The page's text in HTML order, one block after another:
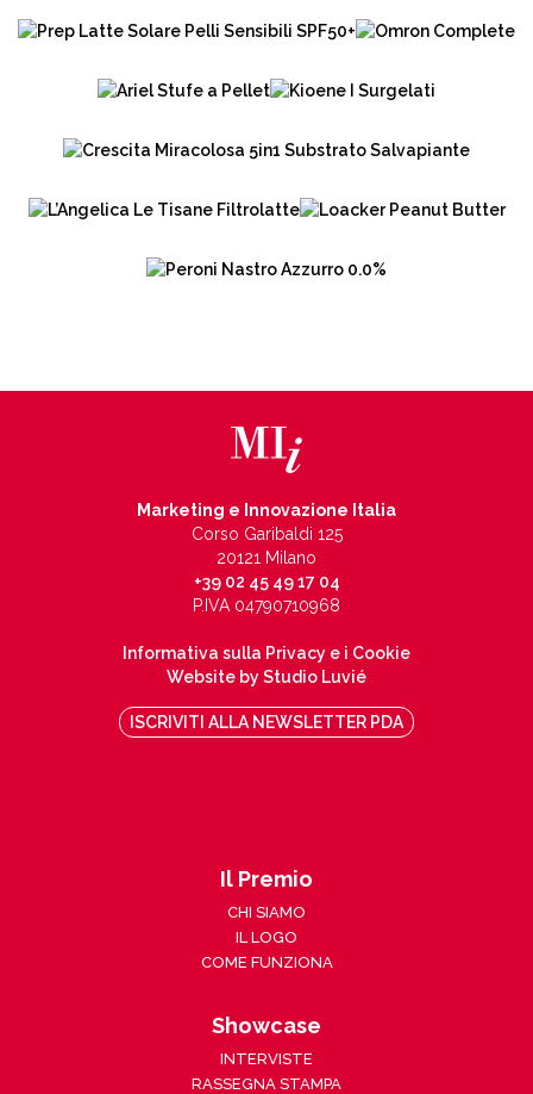
Marketing e Innovazione Italia
Corso Garibaldi 125
20121 Milano
+39 02 45 49 17 04
P.IVA 04790710968
Informativa sulla Privacy e i Cookie
Website by Studio Luvié
ISCRIVITI ALLA NEWSLETTER PDA
Il Premio
CHI SIAMO
IL LOGO
COME FUNZIONA
Showcase
INTERVISTE
RASSEGNA STAMPA